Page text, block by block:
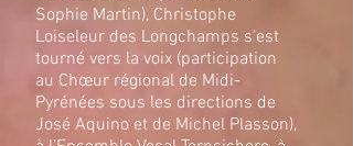
Sophie Martin), Christophe
Loiseleur des Longchamps s’est
tourné vers la voix (participation
au Chœur régional de Midi-
Pyrénées sous les directions de
José Aquino et de Michel Plasson),